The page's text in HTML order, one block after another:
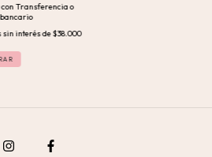
con Transferencia o
sin interés de$38.000